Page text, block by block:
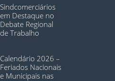
Sindcomerciários
em Destaque no
Debate Regional
de Trabalho
Calendário 2026 –
Feriados Nacionais
e Municipais nas